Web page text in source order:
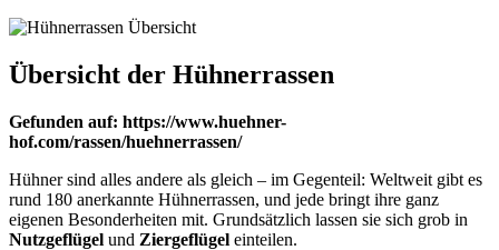
Übersicht der Hühnerrassen
Gefunden auf: https://www.huehner-
hof.com/rassen/huehnerrassen/
Hühner sind alles andere als gleich – im Gegenteil: Weltweit gibt es
rund 180 anerkannte Hühnerrassen, und jede bringt ihre ganz
eigenen Besonderheiten mit. Grundsätzlich lassen sie sich grob in
Nutzgeflügel und Ziergeflügel einteilen.